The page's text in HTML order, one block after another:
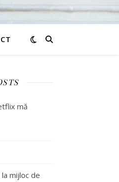
mă
mijloc de